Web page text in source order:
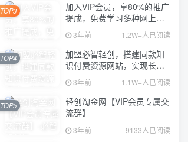
加入VIP会员，享80%的推广
提成，免费学习多种网上创
业课程，菜鸟秒变大神！
3年前 1.2W+人已阅读
TOP3
加盟必智轻创，搭建同款知
识付费资源网站，实现长期
稳定被动收入~
3年前 1.1W+人已阅读
TOP4
轻创淘金网【VIP会员专属交
流群】
3年前 9133人已阅读
TOP5